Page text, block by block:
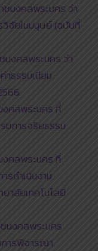
ชมงคลพระนคร ว่า
จัยในมนุษย์ (ฉบับที่
มงคลพระนคร ว่า
ธรรมเนียม
งคลพระนคร ที่
มการจริยธรรม
งคลพระนคร ที่
ดำเนินงาน
าลัยเทคโนโลยี
มงคลพระนคร
ารพิจารณา